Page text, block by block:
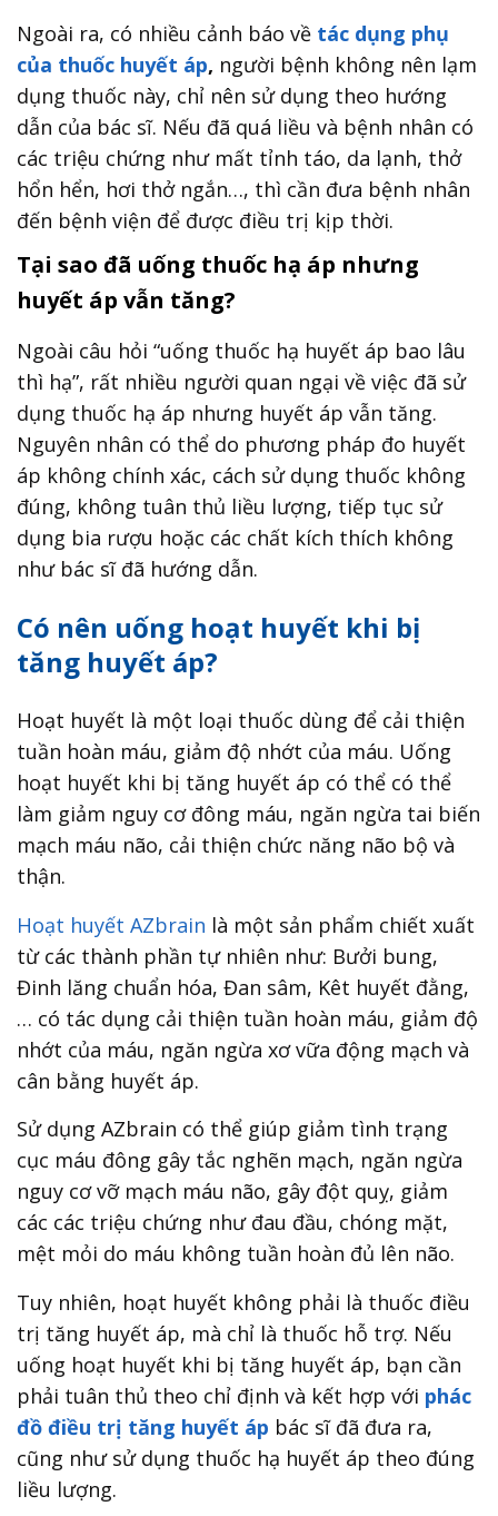
Ngoài ra, có nhiều cảnh báo về tác dụng phụ
của thuốc huyết áp, người bệnh không nên lạm
dụng thuốc này, chỉ nên sử dụng theo hướng
dẫn của bác sĩ. Nếu đã quá liều và bệnh nhân có
các triệu chứng như mất tỉnh táo, da lạnh, thở
hổn hển, hơi thở ngắn…, thì cần đưa bệnh nhân
đến bệnh viện để được điều trị kịp thời.
Tại sao đã uống thuốc hạ áp nhưng
huyết áp vẫn tăng?
Ngoài câu hỏi “uống thuốc hạ huyết áp bao lâu
thì hạ”, rất nhiều người quan ngại về việc đã sử
dụng thuốc hạ áp nhưng huyết áp vẫn tăng.
Nguyên nhân có thể do phương pháp đo huyết
áp không chính xác, cách sử dụng thuốc không
đúng, không tuân thủ liều lượng, tiếp tục sử
dụng bia rượu hoặc các chất kích thích không
như bác sĩ đã hướng dẫn.
Có nên uống hoạt huyết khi bị
tăng huyết áp?
Hoạt huyết là một loại thuốc dùng để cải thiện
tuần hoàn máu, giảm độ nhớt của máu. Uống
hoạt huyết khi bị tăng huyết áp có thể có thể
làm giảm nguy cơ đông máu, ngăn ngừa tai biến
mạch máu não, cải thiện chức năng não bộ và
thận.
Hoạt huyết AZbrain là một sản phẩm chiết xuất
từ các thành phần tự nhiên như: Bưởi bung,
Đinh lăng chuẩn hóa, Đan sâm, Kêt huyết đằng,
… có tác dụng cải thiện tuần hoàn máu, giảm độ
nhớt của máu, ngăn ngừa xơ vữa động mạch và
cân bằng huyết áp.
Sử dụng AZbrain có thể giúp giảm tình trạng
cục máu đông gây tắc nghẽn mạch, ngăn ngừa
nguy cơ vỡ mạch máu não, gây đột quỵ, giảm
các các triệu chứng như đau đầu, chóng mặt,
mệt mỏi do máu không tuần hoàn đủ lên não.
Tuy nhiên, hoạt huyết không phải là thuốc điều
trị tăng huyết áp, mà chỉ là thuốc hỗ trợ. Nếu
uống hoạt huyết khi bị tăng huyết áp, bạn cần
phải tuân thủ theo chỉ định và kết hợp với phác
đồ điều trị tăng huyết áp bác sĩ đã đưa ra,
cũng như sử dụng thuốc hạ huyết áp theo đúng
liều lượng.